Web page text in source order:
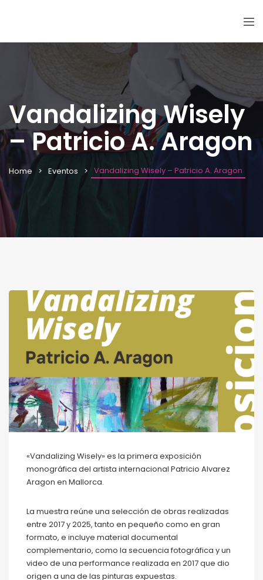
Vandalizing Wisely
– Patricio A. Aragon
Home Eventos Vandalizing Wisely – Patricio A. Aragon
«Vandalizing Wisely» es la primera exposición
monográfica del artista internacional Patricio Alvarez
Aragon en Mallorca.
La muestra reúne una selección de obras realizadas
entre 2017 y 2025, tanto en pequeño como en gran
formato, e incluye material documental
complementario, como la secuencia fotográfica y un
video de una performance realizada en 2017 que dio
origen a una de las pinturas expuestas.